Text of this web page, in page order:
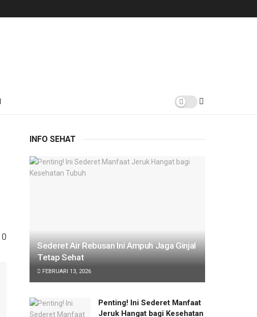
0
INFO SEHAT
Sederet Air Rebusan Ini Ampuh Jaga Ginjal
Tetap Sehat
FEBRUARI 13, 2026
Penting! Ini Sederet Manfaat
Jeruk Hangat bagi Kesehatan